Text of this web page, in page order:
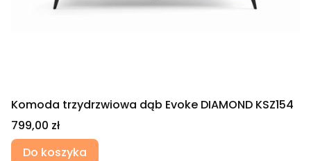
Komoda trzydrzwiowa dąb Evoke DIAMOND KSZ154
Cena
799,00 zł
Do koszyka